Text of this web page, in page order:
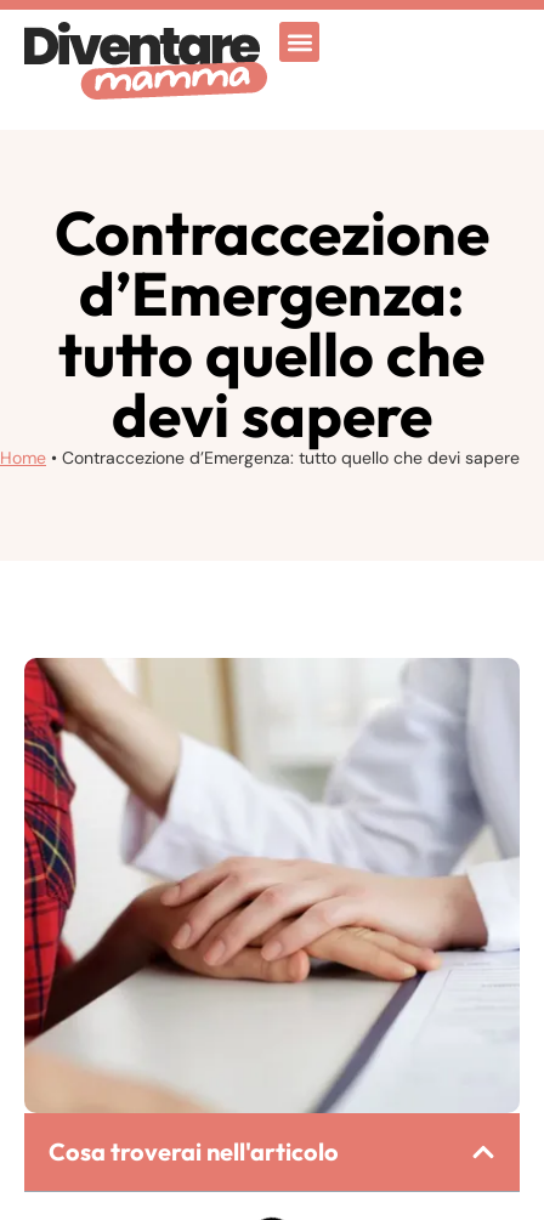
Contraccezione
d’Emergenza:
tutto quello che
devi sapere
Home • Contraccezione d’Emergenza: tutto quello che devi sapere
Cosa troverai nell'articolo